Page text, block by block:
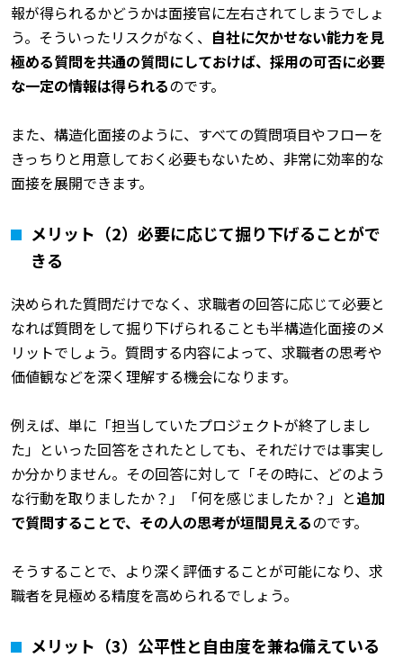
報が得られるかどうかは面接官に左右されてしまうでしょ
う。そういったリスクがなく、 自社に欠かせない能力を見
極める質問を共通の質問にしておけば、採用の可否に必要
な一定の情報は得られるのです。
また、構造化面接のように、すべての質問項目やフローを
きっちりと用意しておく必要もないため、非常に効率的な
面接を展開できます。
メリット（2）必要に応じて掘り下げることがで
きる
決められた質問だけでなく、求職者の回答に応じて必要と
なれば質問をして掘り下げられることも半構造化面接のメ
リットでしょう。質問する内容によって、求職者の思考や
価値観などを深く理解する機会になります。
例えば、単に「担当していたプロジェクトが終了しまし
た」といった回答をされたとしても、それだけでは事実し
か分かりません。その回答に対して「その時に、どのよう
な行動を取りましたか？」「何を感じましたか？」と追加
で質問することで、その人の思考が垣間見えるのです。
そうすることで、より深く評価することが可能になり、求
職者を見極める精度を高められるでしょう。
メリット（3）公平性と自由度を兼ね備えている